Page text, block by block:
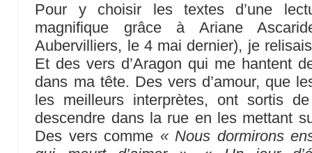
Pour y choisir les textes d’une
magnifique grâce à Ariane
Aubervilliers, le 4 mai dernier), je
Et des vers d’Aragon qui me hantent
dans ma tête. Des vers d’amour, que
les meilleurs interprètes, ont sortis
descendre dans la rue en les mettant
Des vers comme « Nous dormirons